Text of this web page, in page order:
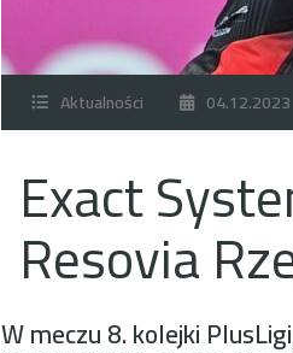
Aktualności 04.12.2023
Exact
Resovia
W meczu 8. kolejki